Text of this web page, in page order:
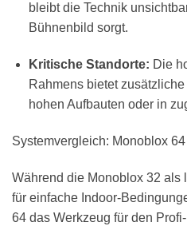
bleibt die Technik
Bühnenbild sorgt.
Kritische Standorte: Die
Rahmens bietet
hohen Aufbauten oder in
Systemvergleich: Monoblox
Während die Monoblox 32 als
für einfache Indoor-
64 das Werkzeug für den